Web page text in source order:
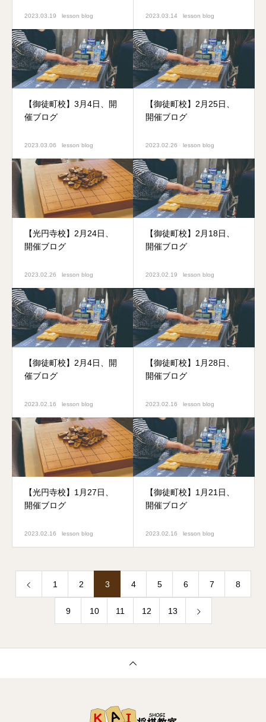
2023.03.19 lesson blog 2023.03.14 lesson blog
【御徒町校】3月4日、開
催ブログ
2023.03.06 lesson blog
【御徒町校】2月25日、
開催ブログ
2023.02.26 lesson blog
【光円寺校】2月24日、
開催ブログ
2023.02.26 lesson blog
【御徒町校】2月18日、
開催ブログ
2023.02.19 lesson blog
【御徒町校】2月4日、開
催ブログ
2023.02.16 lesson blog
【御徒町校】1月28日、
開催ブログ
2023.02.16 lesson blog
【光円寺校】1月27日、
開催ブログ
2023.02.16 lesson blog
【御徒町校】1月21日、
開催ブログ
2023.02.16 lesson blog
1 2 3 4 5 6 7 8
9 10 11 12 13